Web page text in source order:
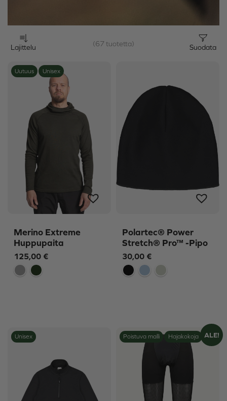
Lajittelu (67 tuotetta) Suodata
Uutuus Unisex
Merino Extreme
Huppupaita
125,00 €
Polartec® Power
Stretch® Pro™ -Pipo
30,00 €
Unisex ALE!
Poistuva malli Hajakokoja